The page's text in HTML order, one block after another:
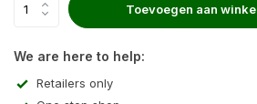
Toevoegen aan
We are here to help:
Retailers only